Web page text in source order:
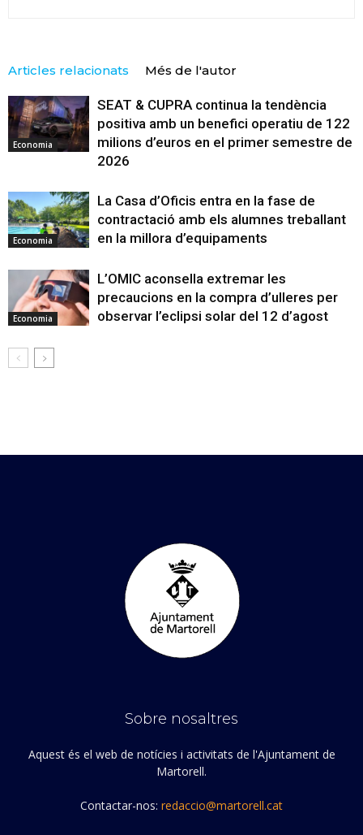
Articles relacionats Més de l'autor
Economia
SEAT & CUPRA continua la tendència
positiva amb un benefici operatiu de 122
milions d’euros en el primer semestre de
2026
Economia
La Casa d’Oficis entra en la fase de
contractació amb els alumnes treballant
en la millora d’equipaments
Economia
L’OMIC aconsella extremar les
precaucions en la compra d’ulleres per
observar l’eclipsi solar del 12 d’agost
Sobre nosaltres
Aquest és el web de notícies i activitats de l'Ajuntament de
Martorell.
Contactar-nos: redaccio@martorell.cat